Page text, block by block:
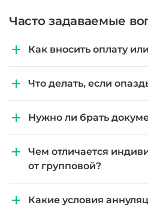
Часто задаваемые
Как вносить оплату
Что делать, если
Нужно ли брать
Чем отличается
от групповой?
Какие условия